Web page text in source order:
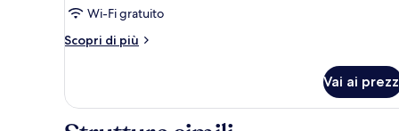
Wi-Fi gratuito
Scopri di più
Altri
Queen
Vai ai